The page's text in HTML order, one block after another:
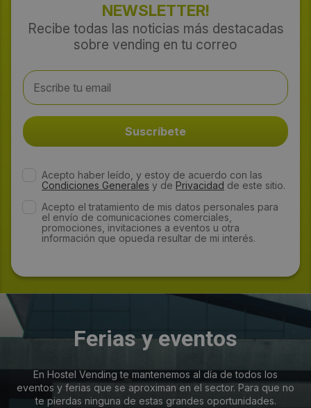
NEWSLETTER!
Recibe todas las noticias más destacadas
sobre vending en tu correo
Acepto haber leído, y estoy de acuerdo con las
Condiciones Generales y de Privacidad de este sitio.
Acepto el tratamiento de mis datos personales para
el envío de comunicaciones comerciales,
promociones, invitaciones a eventos u otra
información que opueda resultar de mi interés.
Ferias y eventos
En Hostel Vending te mantenemos al día de todos los
eventos y ferias que se aproximan en el sector. Para que no
te pierdas ninguna de estas grandes oportunidades.